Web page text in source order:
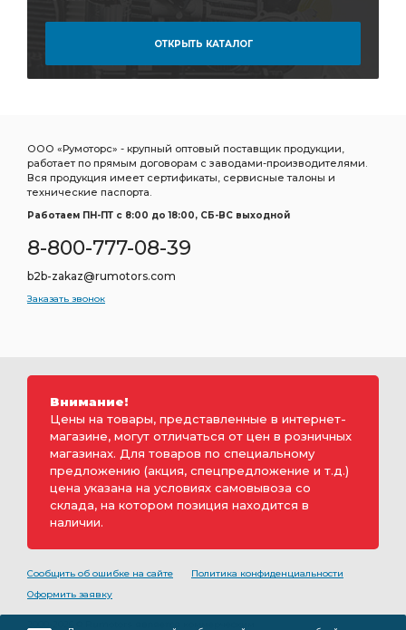
ОТКРЫТЬ КАТАЛОГ
ООО «Румоторс» - крупный оптовый поставщик продукции,
работает по прямым договорам с заводами-производителями.
Вся продукция имеет сертификаты, сервисные талоны и
технические паспорта.
Работаем ПН-ПТ c 8:00 до 18:00, СБ-ВС выходной
8-800-777-08-39
b2b-zakaz@rumotors.com
Заказать звонок
Внимание!
Цены на товары, представленные в интернет-
магазине, могут отличаться от цен в розничных
магазинах. Для товаров по специальному
предложению (акция, спецпредложение и т.д.)
цена указана на условиях самовывоза со
склада, на котором позиция находится в
наличии.
Сообщить об ошибке на сайте
Политика конфиденциальности
Оформить заявку